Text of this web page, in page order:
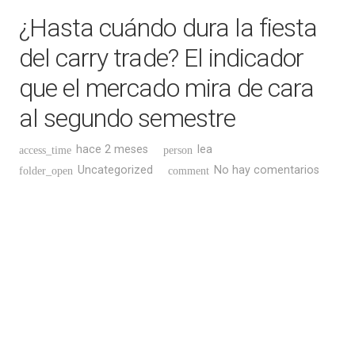
¿Hasta cuándo dura la fiesta
del carry trade? El indicador
que el mercado mira de cara
al segundo semestre
access_time hace 2 meses person lea
folder_open Uncategorized comment No hay comentarios